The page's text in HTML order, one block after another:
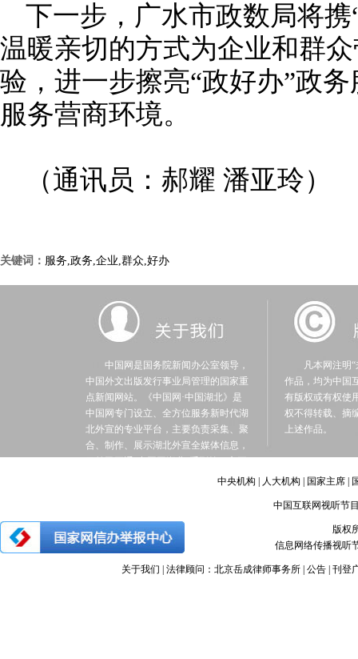
下一步，广水市政数局将
温暖亲切的方式为企业和群
验，进一步擦亮“政好办”政
服务营商环境。
（通讯员：郝耀 潘亚玲）
关键词： 服务,政务,企业,群众,好办